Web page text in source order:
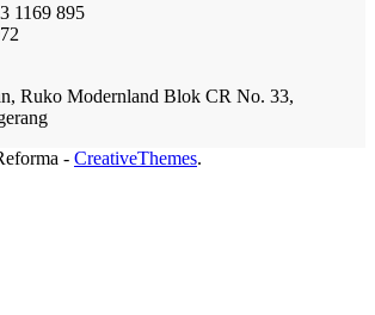
1169 895
Ruko Modernland Blok CR No. 33,
- CreativeThemes.